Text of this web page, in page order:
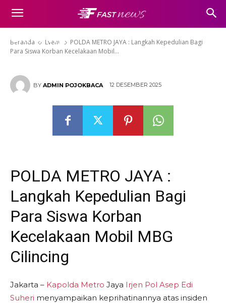
Beranda Event
POLDA METRO JAYA : Langkah Kepedulian Bagi
Para Siswa Korban Kecelakaan Mobil...
Kepedulian Bagi Para Siswa
Korban Kecelakaan Mobil MBG
Cilincing
BY ADMIN POJOKBACA 12 DESEMBER 2025
POLDA METRO JAYA :
Langkah Kepedulian Bagi
Para Siswa Korban
Kecelakaan Mobil MBG
Cilincing
Jakarta – Kapolda Metro Jaya Irjen Pol Asep Edi
Suheri menyampaikan keprihatinannya atas insiden